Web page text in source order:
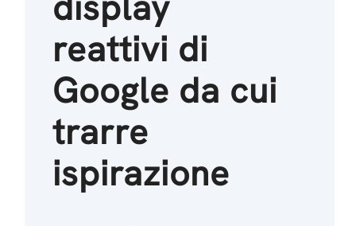
reattivi di
Google da cui
trarre
ispirazione